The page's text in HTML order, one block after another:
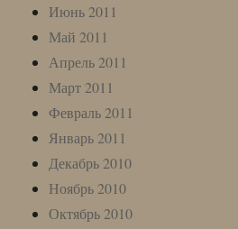
Июнь 2011
Май 2011
Апрель 2011
Март 2011
Февраль 2011
Январь 2011
Декабрь 2010
Ноябрь 2010
Октябрь 2010